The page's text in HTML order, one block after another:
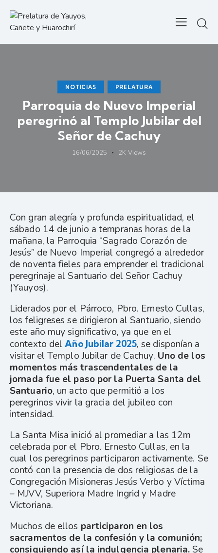
NOTICIAS PRELATURA
Parroquia de Nuevo Imperial
peregrinó al Templo Jubilar del
Señor de Cachuy
16/06/2025 2K Views
Con gran alegría y profunda espiritualidad, el
sábado 14 de junio a tempranas horas de la
mañana, la Parroquia “Sagrado Corazón de
Jesús” de Nuevo Imperial congregó a alrededor
de noventa fieles para emprender el tradicional
peregrinaje al Santuario del Señor Cachuy
(Yauyos).
Liderados por el Párroco, Pbro. Ernesto Cullas,
los feligreses se dirigieron al Santuario, siendo
este año muy significativo, ya que en el
contexto delAño Jubilar 2025, se disponían a
visitar el Templo Jubilar de Cachuy. Uno de los
momentos más trascendentales de la
jornada fue el paso por la Puerta Santa del
Santuario, un acto que permitió a los
peregrinos vivir la gracia del jubileo con
intensidad.
La Santa Misa inició al promediar a las 12m
celebrada por el Pbro. Ernesto Cullas, en la
cual los peregrinos participaron activamente. Se
contó con la presencia de dos religiosas de la
Congregación Misioneras Jesús Verbo y Víctima
– MJVV, Superiora Madre Ingrid y Madre
Victoriana.
Muchos de ellos participaron en los
sacramentos de la confesión y la comunión;
consiguiendo así la indulgencia plenaria. Se